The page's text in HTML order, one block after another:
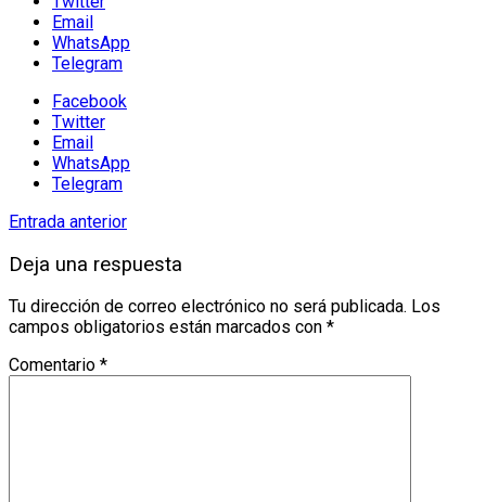
Email
WhatsApp
Telegram
Facebook
Twitter
Email
WhatsApp
Telegram
Entrada anterior
Deja una respuesta
Tu dirección de correo electrónico no será publicada. Los
campos obligatorios están marcados con *
Comentario *